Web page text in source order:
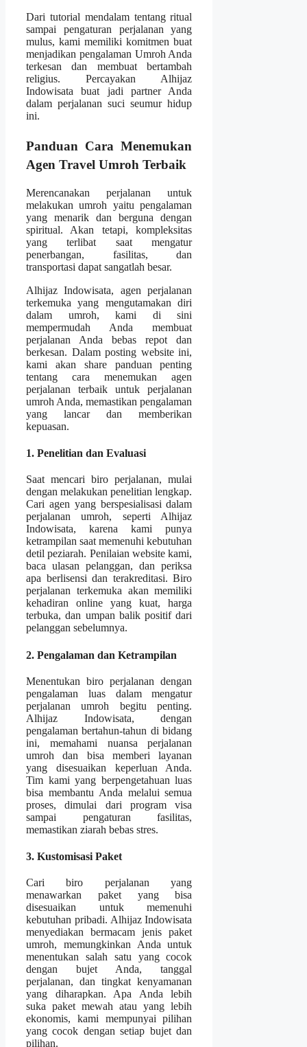
Dari tutorial mendalam tentang ritual
sampai pengaturan perjalanan yang
mulus, kami memiliki komitmen buat
menjadikan pengalaman Umroh Anda
terkesan dan membuat bertambah
religius. Percayakan Alhijaz
Indowisata buat jadi partner Anda
dalam perjalanan suci seumur hidup
ini.
Panduan Cara Menemukan
Agen Travel Umroh Terbaik
Merencanakan perjalanan untuk
melakukan umroh yaitu pengalaman
yang menarik dan berguna dengan
spiritual. Akan tetapi, kompleksitas
yang terlibat saat mengatur
penerbangan, fasilitas, dan
transportasi dapat sangatlah besar.
Alhijaz Indowisata, agen perjalanan
terkemuka yang mengutamakan diri
dalam umroh, kami di sini
mempermudah Anda membuat
perjalanan Anda bebas repot dan
berkesan. Dalam posting website ini,
kami akan share panduan penting
tentang cara menemukan agen
perjalanan terbaik untuk perjalanan
umroh Anda, memastikan pengalaman
yang lancar dan memberikan
kepuasan.
1. Penelitian dan Evaluasi
Saat mencari biro perjalanan, mulai
dengan melakukan penelitian lengkap.
Cari agen yang berspesialisasi dalam
perjalanan umroh, seperti Alhijaz
Indowisata, karena kami punya
ketrampilan saat memenuhi kebutuhan
detil peziarah. Penilaian website kami,
baca ulasan pelanggan, dan periksa
apa berlisensi dan terakreditasi. Biro
perjalanan terkemuka akan memiliki
kehadiran online yang kuat, harga
terbuka, dan umpan balik positif dari
pelanggan sebelumnya.
2. Pengalaman dan Ketrampilan
Menentukan biro perjalanan dengan
pengalaman luas dalam mengatur
perjalanan umroh begitu penting.
Alhijaz Indowisata, dengan
pengalaman bertahun-tahun di bidang
ini, memahami nuansa perjalanan
umroh dan bisa memberi layanan
yang disesuaikan keperluan Anda.
Tim kami yang berpengetahuan luas
bisa membantu Anda melalui semua
proses, dimulai dari program visa
sampai pengaturan fasilitas,
memastikan ziarah bebas stres.
3. Kustomisasi Paket
Cari biro perjalanan yang
menawarkan paket yang bisa
disesuaikan untuk memenuhi
kebutuhan pribadi. Alhijaz Indowisata
menyediakan bermacam jenis paket
umroh, memungkinkan Anda untuk
menentukan salah satu yang cocok
dengan bujet Anda, tanggal
perjalanan, dan tingkat kenyamanan
yang diharapkan. Apa Anda lebih
suka paket mewah atau yang lebih
ekonomis, kami mempunyai pilihan
yang cocok dengan setiap bujet dan
pilihan.